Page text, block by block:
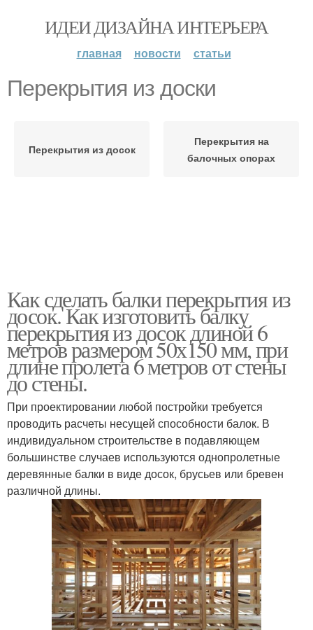
ИДЕИ ДИЗАЙНА ИНТЕРЬЕРА
главная новости статьи
Перекрытия из доски
Перекрытия из досок
Перекрытия на
балочных опорах
Как сделать балки перекрытия из
досок. Как изготовить балку
перекрытия из досок длиной 6
метров размером 50х150 мм, при
длине пролета 6 метров от стены
до стены.
При проектировании любой постройки требуется
проводить расчеты несущей способности балок. В
индивидуальном строительстве в подавляющем
большинстве случаев используются однопролетные
деревянные балки в виде досок, брусьев или бревен
различной длины.